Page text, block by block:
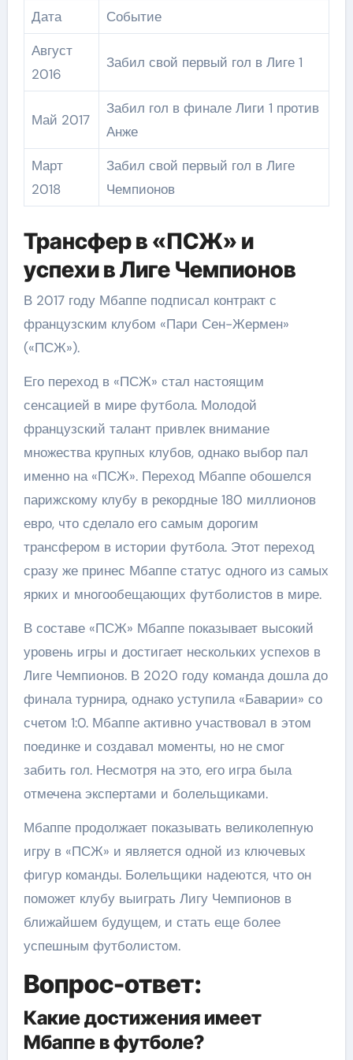
Дата
Событие
Август
2016
Забил свой первый гол в Лиге 1
Май 2017
Забил гол в финале Лиги 1 против
Анже
Март
2018
Забил свой первый гол в Лиге
Чемпионов
Трансфер в «ПСЖ» и
успехи в Лиге Чемпионов
В 2017 году Мбаппе подписал контракт с
французским клубом «Пари Сен-Жермен»
(«ПСЖ»).
Его переход в «ПСЖ» стал настоящим
сенсацией в мире футбола. Молодой
французский талант привлек внимание
множества крупных клубов, однако выбор пал
именно на «ПСЖ». Переход Мбаппе обошелся
парижскому клубу в рекордные 180 миллионов
евро, что сделало его самым дорогим
трансфером в истории футбола. Этот переход
сразу же принес Мбаппе статус одного из самых
ярких и многообещающих футболистов в мире.
В составе «ПСЖ» Мбаппе показывает высокий
уровень игры и достигает нескольких успехов в
Лиге Чемпионов. В 2020 году команда дошла до
финала турнира, однако уступила «Баварии» со
счетом 1:0. Мбаппе активно участвовал в этом
поединке и создавал моменты, но не смог
забить гол. Несмотря на это, его игра была
отмечена экспертами и болельщиками.
Мбаппе продолжает показывать великолепную
игру в «ПСЖ» и является одной из ключевых
фигур команды. Болельщики надеются, что он
поможет клубу выиграть Лигу Чемпионов в
ближайшем будущем, и стать еще более
успешным футболистом.
Вопрос-ответ:
Какие достижения имеет
Мбаппе в футболе?